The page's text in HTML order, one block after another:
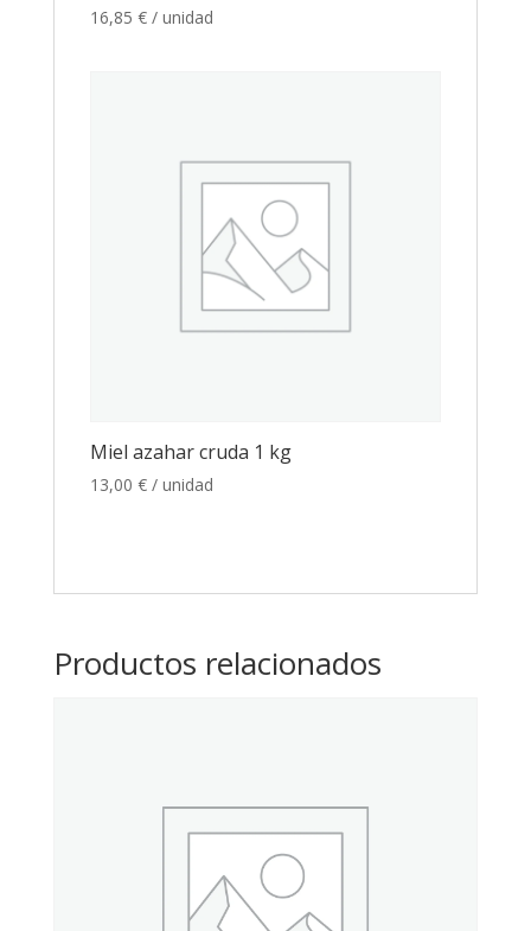
16,85 € / unidad
Miel azahar cruda 1 kg
13,00 € / unidad
Productos relacionados